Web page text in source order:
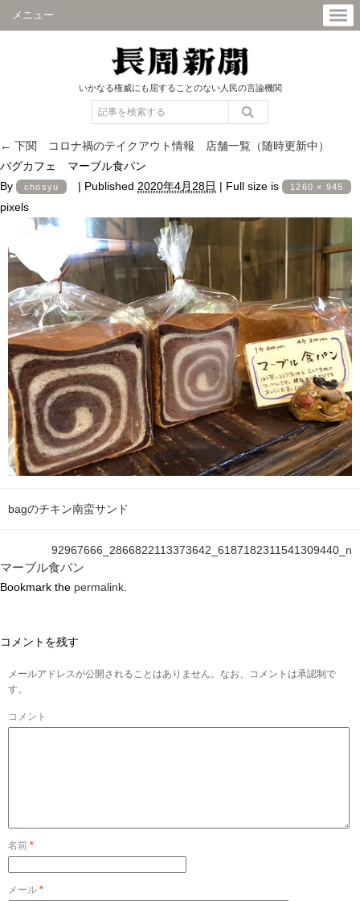
メニュー
いかなる権威にも屈することのない人民の言論機関
← 下関 コロナ禍のテイクアウト情報 店舗一覧（随時更新中）
バグカフェ マーブル食パン
By
chosyu | Published 2020年4月28日 | Full size is 1260 × 945
pixels
bagのチキン南蛮サンド
92967666_2866822113373642_6187182311541309440_n
マーブル食パン
Bookmark the permalink
コメントを残す
メールアドレスが公開されることはありません。なお、コメントは承認制で
す。
コメント
名前 *
メール *